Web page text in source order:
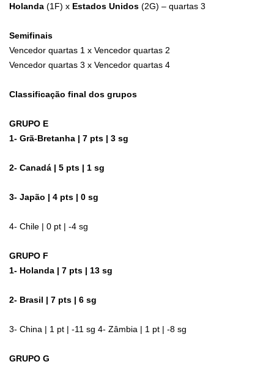
Holanda (1F) x Estados Unidos (2G) – quartas 3
Semifinais
Vencedor quartas 1 x Vencedor quartas 2
Vencedor quartas 3 x Vencedor quartas 4
Classificação final dos grupos
GRUPO E
1- Grã-Bretanha | 7 pts | 3 sg
2- Canadá | 5 pts | 1 sg
3- Japão | 4 pts | 0 sg
4- Chile | 0 pt | -4 sg
GRUPO F
1- Holanda | 7 pts | 13 sg
2- Brasil | 7 pts | 6 sg
3- China | 1 pt | -11 sg 4- Zâmbia | 1 pt | -8 sg
GRUPO G